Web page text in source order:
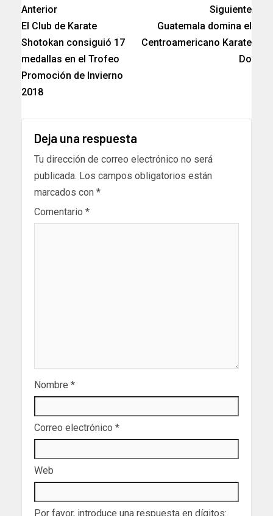
Anterior
El Club de Karate
Shotokan consiguió 17
medallas en el Trofeo
Promoción de Invierno
2018
Siguiente
Guatemala domina el
Centroamericano Karate
Do
Deja una respuesta
Tu dirección de correo electrónico no será
publicada. Los campos obligatorios están
marcados con *
Comentario *
Nombre *
Correo electrónico *
Web
Por favor, introduce una respuesta en dígitos: